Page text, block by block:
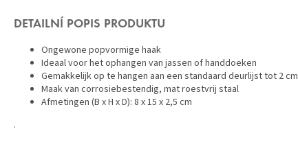
DETAILNÍ POPIS PRODUKTU
Ongewone popvormige haak
Ideaal voor het ophangen van jassen of handdoeken
Gemakkelijk op te hangen aan een standaard deurlijst tot 2 cm
Maak van corrosiebestendig, mat roestvrij staal
Afmetingen (B x H x D): 8 x 15 x 2,5 cm
.